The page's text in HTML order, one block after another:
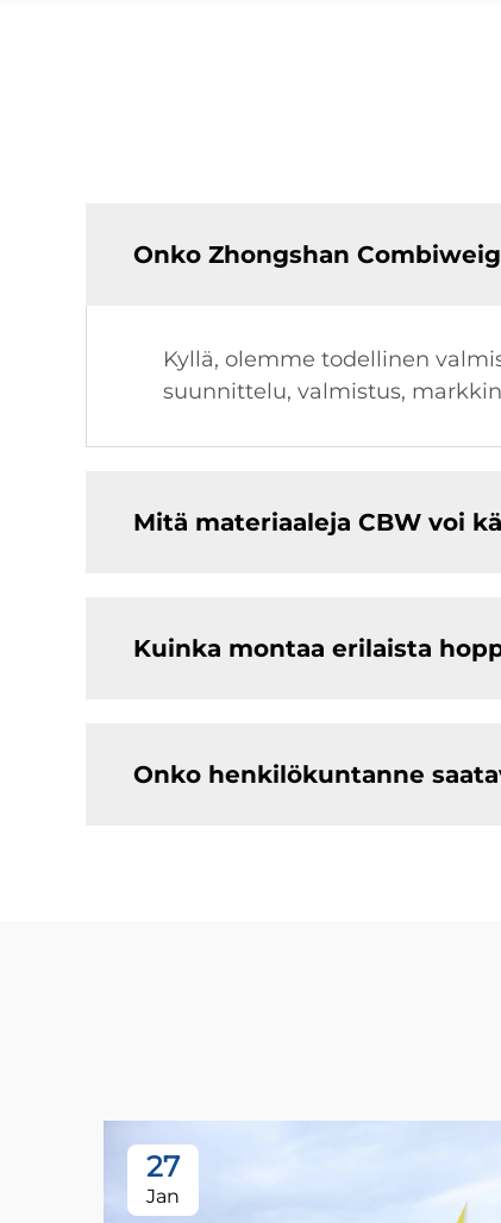
Onko Zhongshan
Kyllä, olemme todellinen
suunnittelu, valmistus,
Mitä materiaaleja CBW voi
Kuinka montaa erilaista
Onko henkilökuntanne
27
Jan